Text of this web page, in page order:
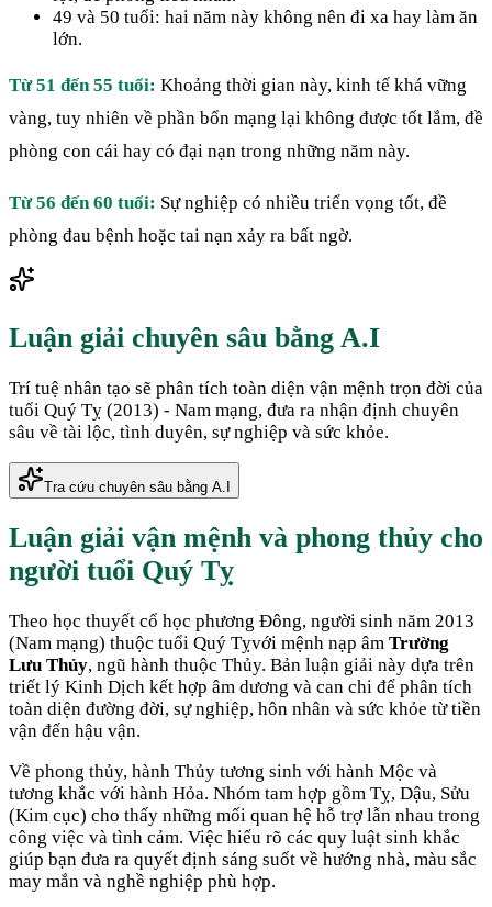
49 và 50 tuổi: hai năm này không nên đi xa hay làm ăn
lớn.
Từ 51 đến 55 tuổi: Khoảng thời gian này, kinh tế khá vững
vàng, tuy nhiên về phần bổn mạng lại không được tốt lắm, đề
phòng con cái hay có đại nạn trong những năm này.
Từ 56 đến 60 tuổi: Sự nghiệp có nhiều triển vọng tốt, đề
phòng đau bệnh hoặc tai nạn xảy ra bất ngờ.
Luận giải chuyên sâu bằng A.I
Trí tuệ nhân tạo sẽ phân tích toàn diện vận mệnh trọn đời của
tuổi Quý Tỵ (2013) - Nam mạng, đưa ra nhận định chuyên
sâu về tài lộc, tình duyên, sự nghiệp và sức khỏe.
Tra cứu chuyên sâu bằng A.I
Luận giải vận mệnh và phong thủy cho
người tuổi Quý Tỵ
Theo học thuyết cổ học phương Đông, người sinh năm 2013
(Nam mạng) thuộc tuổi Quý Tỵvới mệnh nạp âm Trường
Lưu Thủy, ngũ hành thuộc Thủy. Bản luận giải này dựa trên
triết lý Kinh Dịch kết hợp âm dương và can chi để phân tích
toàn diện đường đời, sự nghiệp, hôn nhân và sức khỏe từ tiền
vận đến hậu vận.
Về phong thủy, hành Thủy tương sinh với hành Mộc và
tương khắc với hành Hỏa. Nhóm tam hợp gồm Tỵ, Dậu, Sửu
(Kim cục) cho thấy những mối quan hệ hỗ trợ lẫn nhau trong
công việc và tình cảm. Việc hiểu rõ các quy luật sinh khắc
giúp bạn đưa ra quyết định sáng suốt về hướng nhà, màu sắc
may mắn và nghề nghiệp phù hợp.